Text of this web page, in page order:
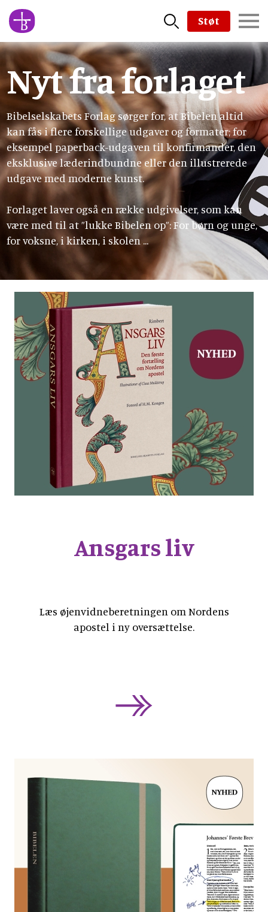
Skip
to
main
content
Støt
Nyt fra forlaget
Bibelselskabets Forlag sørger for, at Bibelen altid
kan fås i flere forskellige udgaver og formater; for
eksempel paperback-udgaven til konfirmander, den
eksklusive læderindbundne eller den illustrerede
udgave med moderne kunst.
Forlaget laver også en række udgivelser, som kan
være med til at ”lukke Bibelen op”: For børn og unge,
for voksne, i kirken, i skolen ...
Ansgars liv
Læs øjenvidneberetningen om Nordens
apostel i ny oversættelse.